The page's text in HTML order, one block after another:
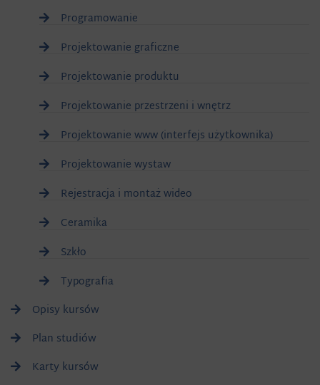
Programowanie
Projektowanie graficzne
Projektowanie produktu
Projektowanie przestrzeni i wnętrz
Projektowanie www (interfejs użytkownika)
Projektowanie wystaw
Rejestracja i montaż wideo
Ceramika
Szkło
Typografia
Opisy kursów
Plan studiów
Karty kursów